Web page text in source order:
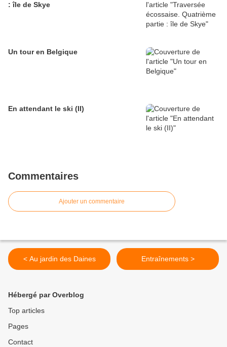
: île de Skye
Un tour en Belgique
En attendant le ski (II)
Commentaires
Ajouter un commentaire
< Au jardin des Daines Entraînements >
Hébergé par Overblog
Top articles
Pages
Contact